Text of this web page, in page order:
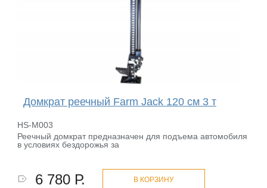
Домкрат реечный Farm Jack 120 см 3 т
HS-M003
Реечный домкрат предназначен для подъема автомобиля
в условиях бездорожья за
6 780 Р. В КОРЗИНУ